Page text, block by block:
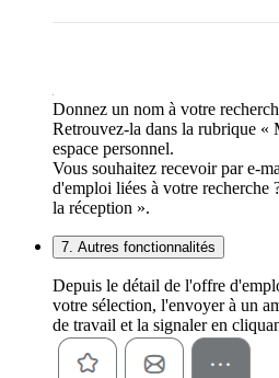
Donnez un nom à votre
Retrouvez-la dans la rubrique «
espace personnel.
Vous souhaitez recevoir par e-
d'emploi liées à votre
la réception ».
7. Autres fonctionnalités
Depuis le détail de l'offre
votre sélection, l'envoyer à un
de travail et la signaler en